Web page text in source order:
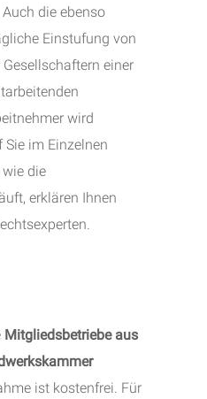
die ebenso
Einstufung von
einer
wird
im Einzelnen
die
erklären Ihnen
Mitgliedsbetriebe aus
ist kostenfrei. Für